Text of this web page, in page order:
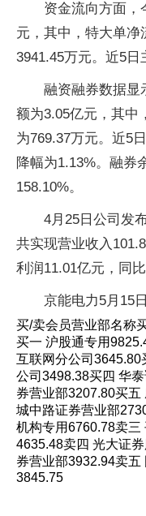
资金流向方面，
元，其中，特大单净
3941.45万元。近5日
融资融券数据显
额为3.05亿元，其中
为769.37万元。近5
降幅为1.13%。融券
158.10%。
4月25日公司发
共实现营业收入
利润11.01亿元，同
京能电力5月15
买/卖会员营业部名称
买一 沪股通专用
互联网分公司3645.80
公司3498.38买四 华
券营业部3207.80买五
城中路证券营业部
机构专用6760.78卖三
4635.48卖四 光大证
券营业部3932.94卖
3845.75